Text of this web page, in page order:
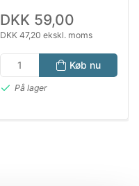
DKK 59,00
DKK 47,20 ekskl. moms
Køb nu
På lager